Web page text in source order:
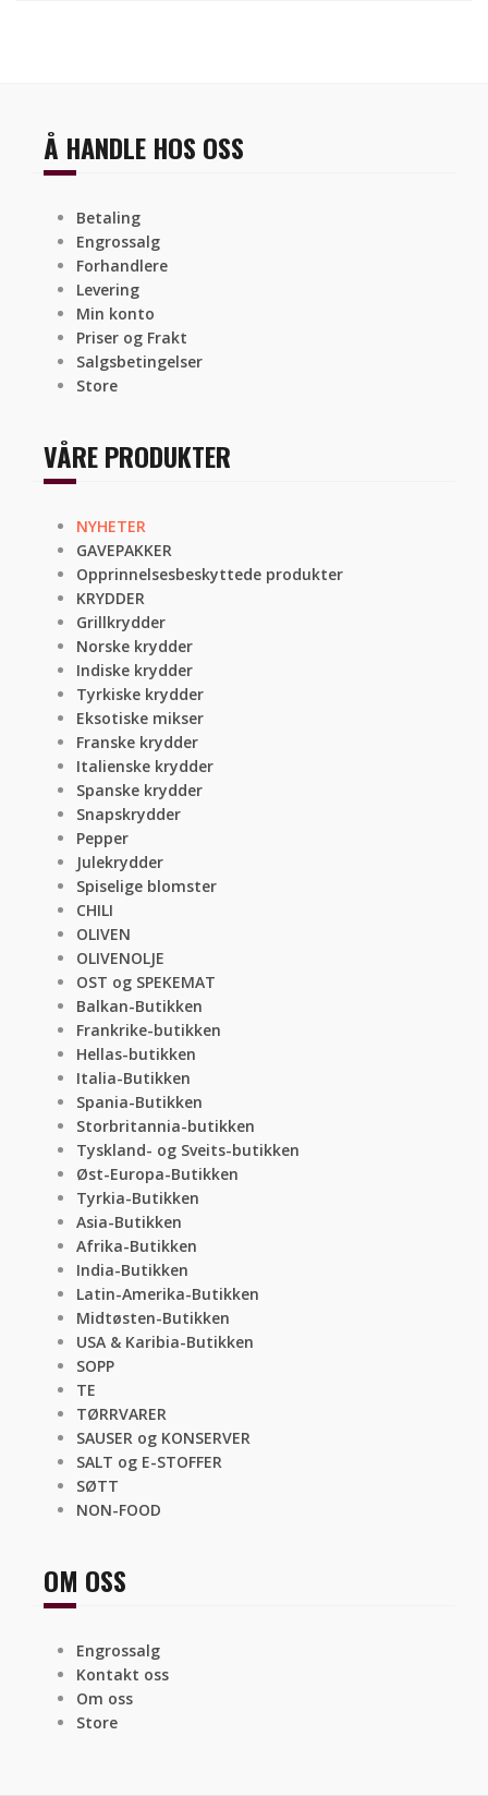
Å HANDLE HOS OSS
Betaling
Engrossalg
Forhandlere
Levering
Min konto
Priser og Frakt
Salgsbetingelser
Store
VÅRE PRODUKTER
NYHETER
GAVEPAKKER
Opprinnelsesbeskyttede produkter
KRYDDER
Grillkrydder
Norske krydder
Indiske krydder
Tyrkiske krydder
Eksotiske mikser
Franske krydder
Italienske krydder
Spanske krydder
Snapskrydder
Pepper
Julekrydder
Spiselige blomster
CHILI
OLIVEN
OLIVENOLJE
OST og SPEKEMAT
Balkan-Butikken
Frankrike-butikken
Hellas-butikken
Italia-Butikken
Spania-Butikken
Storbritannia-butikken
Tyskland- og Sveits-butikken
Øst-Europa-Butikken
Tyrkia-Butikken
Asia-Butikken
Afrika-Butikken
India-Butikken
Latin-Amerika-Butikken
Midtøsten-Butikken
USA & Karibia-Butikken
SOPP
TE
TØRRVARER
SAUSER og KONSERVER
SALT og E-STOFFER
SØTT
NON-FOOD
OM OSS
Engrossalg
Kontakt oss
Om oss
Store